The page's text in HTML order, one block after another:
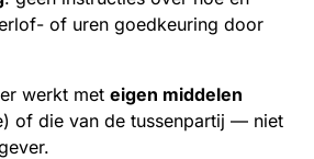
of uren goedkeuring door
werkt met eigen middelen
of die van de tussenpartij — niet